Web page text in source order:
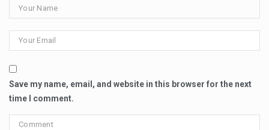
Save my name, email, and website in this browser for the next
time I comment.